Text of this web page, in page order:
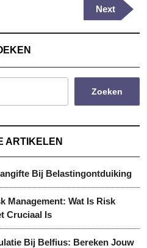
Next
Post
Next
Zoeken
ARTIKELEN
Bij Belastingontduiking
Management: Wat Is Risk
Cruciaal Is
Bij Belfius: Bereken Jouw